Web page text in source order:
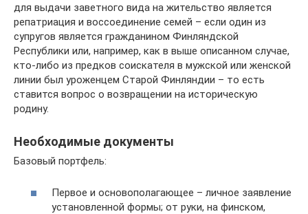
для выдачи заветного вида на жительство является
репатриация и воссоединение семей – если один из
супругов является гражданином Финляндской
Республики или, например, как в выше описанном случае,
кто-либо из предков соискателя в мужской или женской
линии был уроженцем Старой Финляндии – то есть
ставится вопрос о возвращении на историческую
родину.
Необходимые документы
Базовый портфель:
Первое и основополагающее – личное заявление
установленной формы; от руки, на финском,